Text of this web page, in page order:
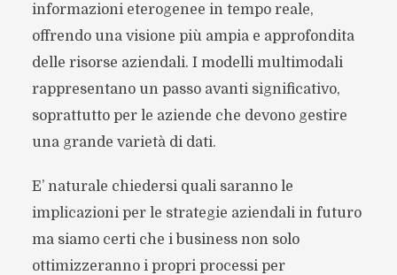
informazioni eterogenee in tempo reale,
offrendo una visione più ampia e approfondita
delle risorse aziendali. I modelli multimodali
rappresentano un passo avanti significativo,
soprattutto per le aziende che devono gestire
una grande varietà di dati.
E’ naturale chiedersi quali saranno le
implicazioni per le strategie aziendali in futuro
ma siamo certi che i business non solo
ottimizzeranno i propri processi per